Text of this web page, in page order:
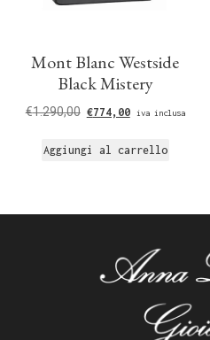
Mont Blanc Westside
Black Mistery
€1.290,00 €774,00 iva inclusa
Aggiungi al carrello